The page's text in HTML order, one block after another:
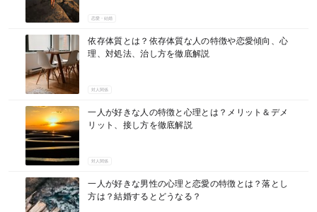
マネー
恋愛・結婚
依存体質とは？依存体質な人の特徴や恋愛傾向、心
理、対処法、治し方を徹底解説
対人関係
一人が好きな人の特徴と心理とは？メリット＆デメ
リット、接し方を徹底解説
対人関係
一人が好きな男性の心理と恋愛の特徴とは？落とし
方は？結婚するとどうなる？